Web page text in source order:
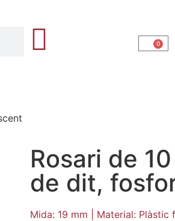
0
Rosari de
de dit,
Mida: 19 mm | Material: